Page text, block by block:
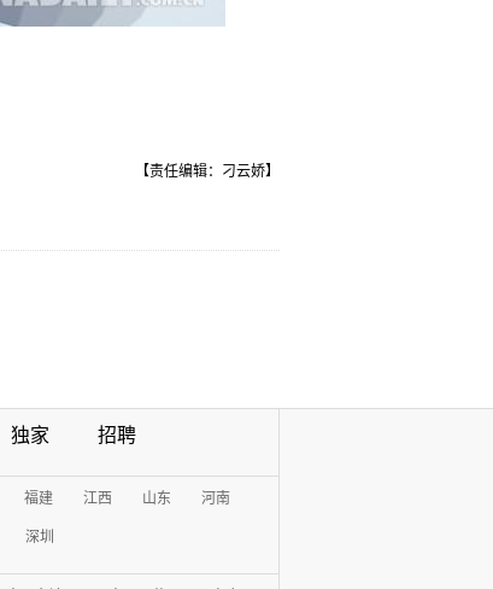
【责任编辑：刁云娇】
独家 招聘
福建 江西 山东 河南
深圳